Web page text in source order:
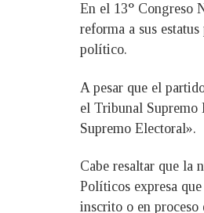
En el 13° Congreso
reforma a sus
político.
A pesar que el
el Tribunal Supremo
Supremo Electoral».
Cabe resaltar que la
Políticos expresa
inscrito o en proceso